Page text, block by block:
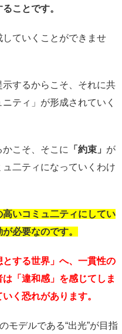
ことです。
ていくことができませ
するからこそ、それに共
ティ」が形成されていく
こそ、そこに 「約束」 が
二ティになっていくわけ
高いコミュ二ティにしてい
必要なのです。
する世界」へ、 一貫性の
は「違和感」を感じてしま
く恐れがあります。
モデルである“出光”が目指